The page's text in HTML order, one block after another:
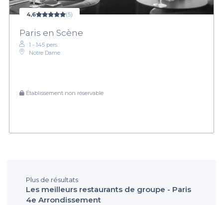
4,6 (5)
Paris en Scène
1 - 145 pers.
Notre Dame
Établissement non réservable
Plus de résultats
Les meilleurs restaurants de groupe - Paris
4e Arrondissement